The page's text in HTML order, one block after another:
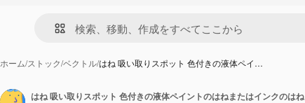
ホーム/ストック/ベクトル/はね 吸い取りスポット 色付きの液体ペイ…
はね 吸い取りスポット 色付きの液体ペイントのはねまたはインクのはね